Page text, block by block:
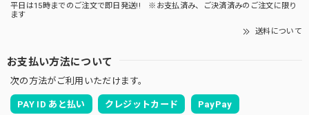
平日は15時までのご注文で即日発送!! ※お支払済み、ご決済済みのご注文に限り
ます
送料について
お支払い方法について
次の方法がご利用いただけます。
PAY ID あと払い クレジットカード PayPay